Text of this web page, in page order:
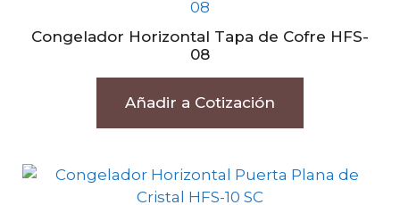
Congelador Horizontal Tapa de Cofre HFS-
08
Añadir a Cotización